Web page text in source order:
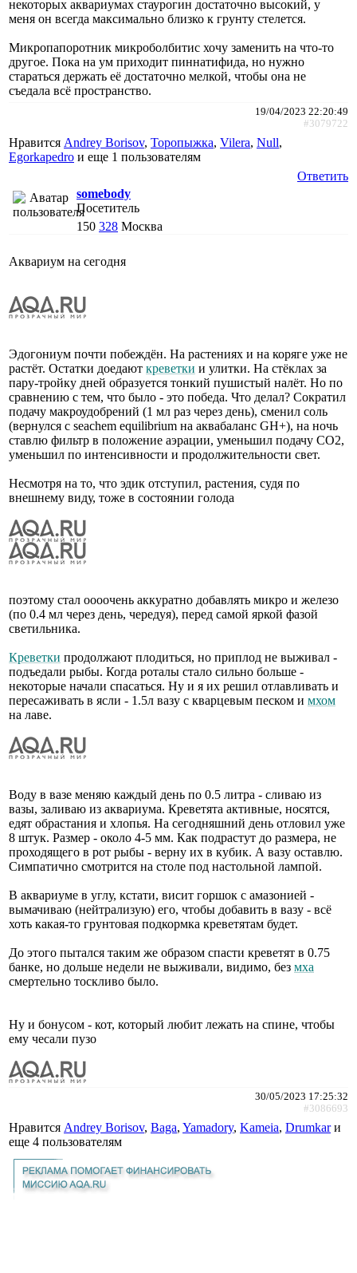
некоторых аквариумах стаурогин достаточно высокий, у
меня он всегда максимально близко к грунту стелется.
Микропапоротник микроболбитис хочу заменить на что-то
другое. Пока на ум приходит пиннатифида, но нужно
стараться держать её достаточно мелкой, чтобы она не
съедала всё пространство.
19/04/2023 22:20:49
#3079722
Нравится Andrey Borisov, Торопыжка, Vilera, Null,
Egorkapedro и еще 1 пользователям
Ответить
somebody
Посетитель
150 328 Москва
Аквариум на сегодня
Эдогониум почти побеждён. На растениях и на коряге уже не
растёт. Остатки доедают креветки и улитки. На стёклах за
пару-тройку дней образуется тонкий пушистый налёт. Но по
сравнению с тем, что было - это победа. Что делал? Сократил
подачу макроудобрений (1 мл раз через день), сменил соль
(вернулся с seachem equilibrium на аквабаланс GH+), на ночь
ставлю фильтр в положение аэрации, уменьшил подачу CO2,
уменьшил по интенсивности и продолжительности свет.
Несмотря на то, что эдик отступил, растения, судя по
внешнему виду, тоже в состоянии голода
поэтому стал оооочень аккуратно добавлять микро и железо
(по 0.4 мл через день, чередуя), перед самой яркой фазой
светильника.
Креветки продолжают плодиться, но приплод не выживал -
подъедали рыбы. Когда роталы стало сильно больше -
некоторые начали спасаться. Ну и я их решил отлавливать и
пересаживать в ясли - 1.5л вазу с кварцевым песком и мхом
на лаве.
Воду в вазе меняю каждый день по 0.5 литра - сливаю из
вазы, заливаю из аквариума. Креветята активные, носятся,
едят обрастания и хлопья. На сегодняшний день отловил уже
8 штук. Размер - около 4-5 мм. Как подрастут до размера, не
проходящего в рот рыбы - верну их в кубик. А вазу оставлю.
Симпатично смотрится на столе под настольной лампой.
В аквариуме в углу, кстати, висит горшок с амазонией -
вымачиваю (нейтрализую) его, чтобы добавить в вазу - всё
хоть какая-то грунтовая подкормка креветятам будет.
До этого пытался таким же образом спасти креветят в 0.75
банке, но дольше недели не выживали, видимо, без мха
смертельно тоскливо было.
Ну и бонусом - кот, который любит лежать на спине, чтобы
ему чесали пузо
30/05/2023 17:25:32
#3086693
Нравится Andrey Borisov, Baga, Yamadory, Kameia, Drumkarи
еще 4 пользователям